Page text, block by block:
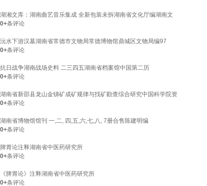
湖湘文库：湖南曲艺音乐集成 全新包装未拆湖南省文化厅编湖南文
0+条评论
沅水下游汉墓湖南省常德市文物局常德博物馆鼎城区文物局编97
0+条评论
抗日战争湖南战场史料 二三四五湖南省档案馆中国第二历
0+条评论
湖南省新邵县龙山金锑矿成矿规律与找矿勘查综合研究中国科学院资
0+条评论
湖南省博物馆馆刊 一,二, 四,五,六,七,八, 7册合售陈建明编
0+条评论
脾胃论注释湖南省中医药研究所
0+条评论
《脾胃论》注释湖南省中医药研究所
0+条评论